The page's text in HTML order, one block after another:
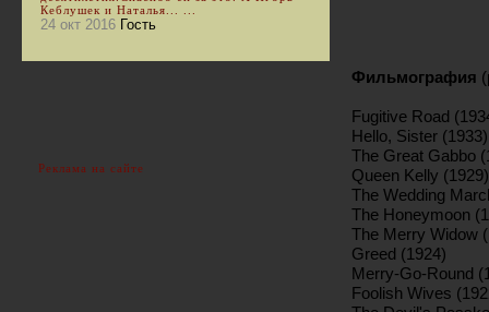
Фильмография
Fugitive Road
Hello, Sister (1933)
The Great Gabbo
Queen Kelly
The Wedding
The Honeymoon
The Merry Widow
Greed (1924)
Merry-Go-Round
Foolish Wives
Кеблушек и Наталья... ...
24 окт 2016 Гость
Реклама на сайте